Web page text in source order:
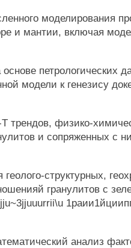
моделирования
и мантии, включая
петрологических
модели к генезису
трендов, физико-
и сопряженных с
структурных,
гранулитов с
анализ